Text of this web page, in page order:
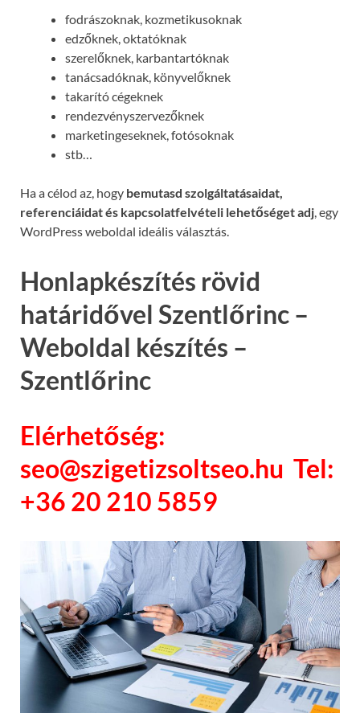
fodrászoknak, kozmetikusoknak
edzőknek, oktatóknak
szerelőknek, karbantartóknak
tanácsadóknak, könyvelőknek
takarító cégeknek
rendezvényszervezőknek
marketingeseknek, fotósoknak
stb…
Ha a célod az, hogy bemutasd szolgáltatásaidat,
referenciáidat és kapcsolatfelvételi lehetőséget adj , egy
WordPress weboldal ideális választás.
Honlapkészítés rövid
határidővel Szentlőrinc –
Weboldal készítés –
Szentlőrinc
Elérhetőség:
seo@szigetizsoltseo.hu Tel:
+36 20 210 5859